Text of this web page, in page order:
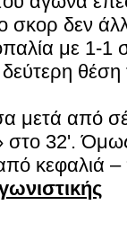
σκορ δεν
με 1-1
δεύτερη
μετά από
στο 32'.
κεφαλιά